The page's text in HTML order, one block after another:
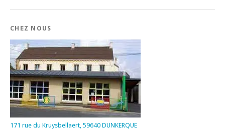
CHEZ NOUS
171 rue du Kruysbellaert, 59640 DUNKERQUE